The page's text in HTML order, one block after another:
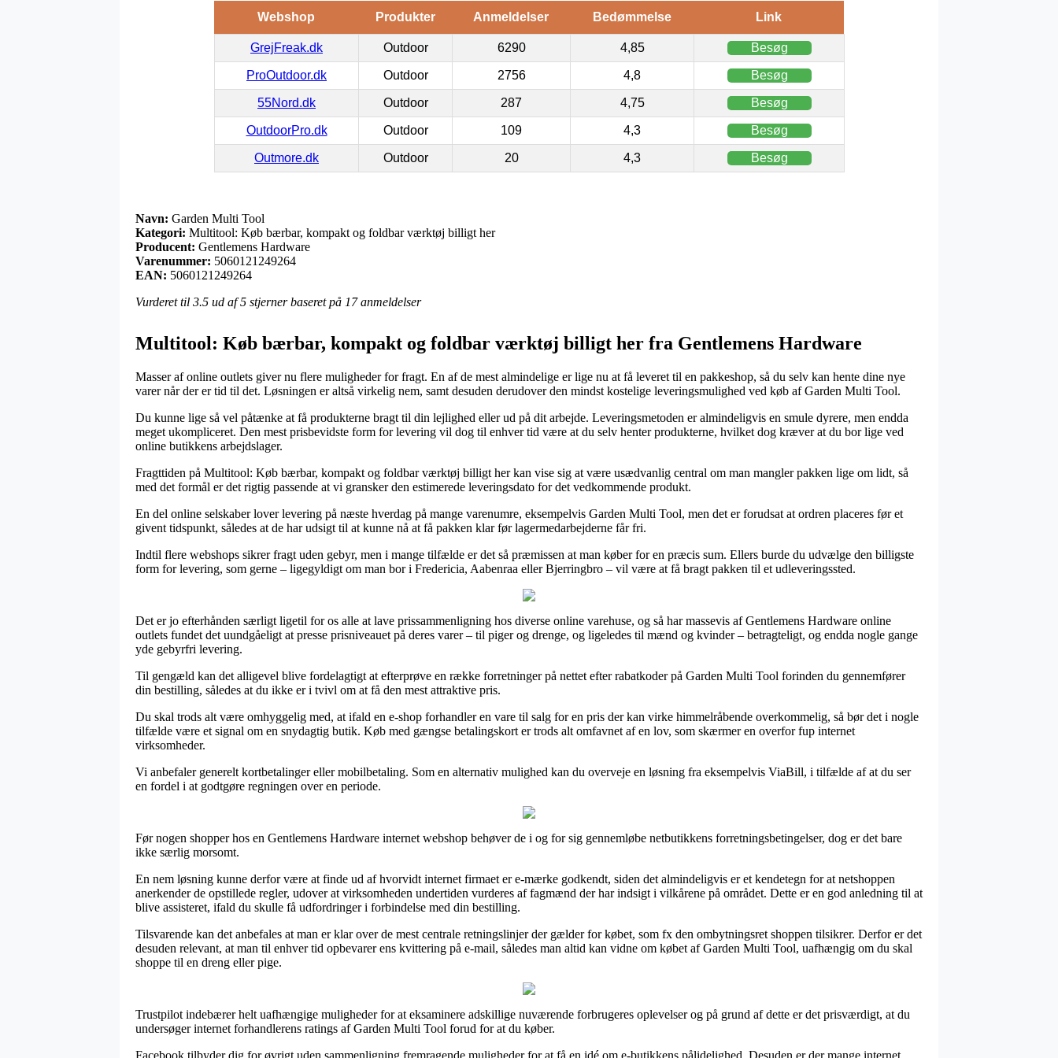
Webshop Produkter Anmeldelser Bedømmelse Link
GrejFreak.dk Outdoor 6290 4,85 Besøg
ProOutdoor.dk Outdoor 2756 4,8 Besøg
55Nord.dk Outdoor 287 4,75 Besøg
OutdoorPro.dk Outdoor 109 4,3 Besøg
Outmore.dk Outdoor 20 4,3 Besøg
Navn: Garden Multi Tool
Kategori: Multitool: Køb bærbar, kompakt og foldbar værktøj billigt her
Producent: Gentlemens Hardware
Varenummer: 5060121249264
EAN: 5060121249264
Vurderet til 3.5 ud af 5 stjerner baseret på 17anmeldelser
Multitool: Køb bærbar, kompakt og foldbar værktøj billigt her fra Gentlemens Hardware
Masser af online outlets giver nu flere muligheder for fragt. En af de mest almindelige er lige nu at få leveret til en pakkeshop, så du selv kan hente dine nye
varer når der er tid til det. Løsningen er altså virkelig nem, samt desuden derudover den mindst kostelige leveringsmulighed ved køb af Garden Multi Tool.
Du kunne lige så vel påtænke at få produkterne bragt til din lejlighed eller ud på dit arbejde. Leveringsmetoden er almindeligvis en smule dyrere, men endda
meget ukompliceret. Den mest prisbevidste form for levering vil dog til enhver tid være at du selv henter produkterne, hvilket dog kræver at du bor lige ved
online butikkens arbejdslager.
Fragttiden på Multitool: Køb bærbar, kompakt og foldbar værktøj billigt her kan vise sig at være usædvanlig central om man mangler pakken lige om lidt, så
med det formål er det rigtig passende at vi gransker den estimerede leveringsdato for det vedkommende produkt.
En del online selskaber lover levering på næste hverdag på mange varenumre, eksempelvis Garden Multi Tool, men det er forudsat at ordren placeres før et
givent tidspunkt, således at de har udsigt til at kunne nå at få pakken klar før lagermedarbejderne får fri.
Indtil flere webshops sikrer fragt uden gebyr, men i mange tilfælde er det så præmissen at man køber for en præcis sum. Ellers burde du udvælge den billigste
form for levering, som gerne – ligegyldigt om man bor i Fredericia, Aabenraa eller Bjerringbro – vil være at få bragt pakken til et udleveringssted.
Det er jo efterhånden særligt ligetil for os alle at lave prissammenligning hos diverse online varehuse, og så har massevis af Gentlemens Hardware online
outlets fundet det uundgåeligt at presse prisniveauet på deres varer – til piger og drenge, og ligeledes til mænd og kvinder – betragteligt, og endda nogle gange
yde gebyrfri levering.
Til gengæld kan det alligevel blive fordelagtigt at efterprøve en række forretninger på nettet efter rabatkoder på Garden Multi Tool forinden du gennemfører
din bestilling, således at du ikke er i tvivl om at få den mest attraktive pris.
Du skal trods alt være omhyggelig med, at ifald en e-shop forhandler en vare til salg for en pris der kan virke himmelråbende overkommelig, så bør det i nogle
tilfælde være et signal om en snydagtig butik. Køb med gængse betalingskort er trods alt omfavnet af en lov, som skærmer en overfor fup internet
virksomheder.
Vi anbefaler generelt kortbetalinger eller mobilbetaling. Som en alternativ mulighed kan du overveje en løsning fra eksempelvis ViaBill, i tilfælde af at du ser
en fordel i at godtgøre regningen over en periode.
Før nogen shopper hos en Gentlemens Hardware internet webshop behøver de i og for sig gennemløbe netbutikkens forretningsbetingelser, dog er det bare
ikke særlig morsomt.
En nem løsning kunne derfor være at finde ud af hvorvidt internet firmaet er e-mærke godkendt, siden det almindeligvis er et kendetegn for at netshoppen
anerkender de opstillede regler, udover at virksomheden undertiden vurderes af fagmænd der har indsigt i vilkårene på området. Dette er en god anledning til at
blive assisteret, ifald du skulle få udfordringer i forbindelse med din bestilling.
Tilsvarende kan det anbefales at man er klar over de mest centrale retningslinjer der gælder for købet, som fx den ombytningsret shoppen tilsikrer. Derfor er det
desuden relevant, at man til enhver tid opbevarer ens kvittering på e-mail, således man altid kan vidne om købet af Garden Multi Tool, uafhængig om du skal
shoppe til en dreng eller pige.
Trustpilot indebærer helt uafhængige muligheder for at eksaminere adskillige nuværende forbrugeres oplevelser og på grund af dette er det prisværdigt, at du
undersøger internet forhandlerens ratings af Garden Multi Tool forud for at du køber.